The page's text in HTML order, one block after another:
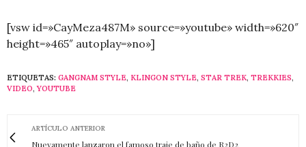
[vsw id=»CayMeza487M» source=»youtube» width=»620″
height=»465″ autoplay=»no»]
ETIQUETAS: GANGNAM STYLE, KLINGON STYLE, STAR TREK, TREKKIES,
VIDEO,YOUTUBE
ARTÍCULO ANTERIOR
Nuevamente lanzaron el famoso traje de baño de R2D2